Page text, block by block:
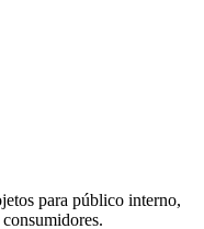
para público interno,